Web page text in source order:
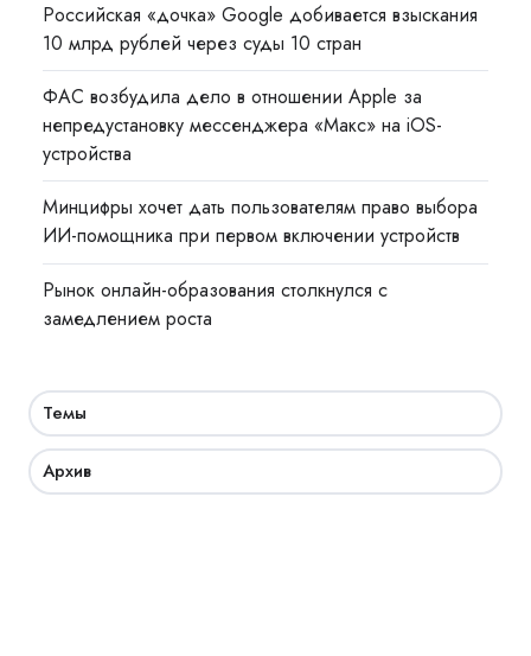
Российская «дочка» Google добивается взыскания
10 млрд рублей через суды 10 стран
ФАС возбудила дело в отношении Apple за
непредустановку мессенджера «Макс» на iOS-
устройства
Минцифры хочет дать пользователям право выбора
ИИ-помощника при первом включении устройств
Рынок онлайн-образования столкнулся с
замедлением роста
Темы
Архив